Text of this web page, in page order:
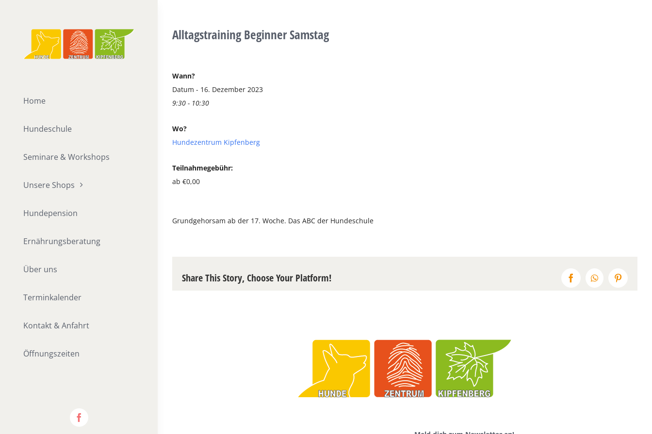
Home
Hundeschule
Seminare & Workshops
Unsere Shops
Hundepension
Ernährungsberatung
Über uns
Terminkalender
Kontakt & Anfahrt
Öffnungszeiten
Alltagstraining Beginner Samstag
Wann?
Datum - 16. Dezember 2023
9:30 - 10:30
Wo?
Hundezentrum Kipfenberg
Teilnahmegebühr:
ab €0,00
Grundgehorsam ab der 17. Woche. Das ABC der Hundeschule
Share This Story, Choose Your Platform! FacebookWhatsAppPinterest